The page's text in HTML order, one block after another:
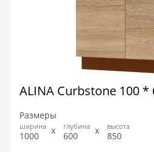
ALINA Curbstone 100 *
Размеры
ширина
1000
глубина
600
высота
850